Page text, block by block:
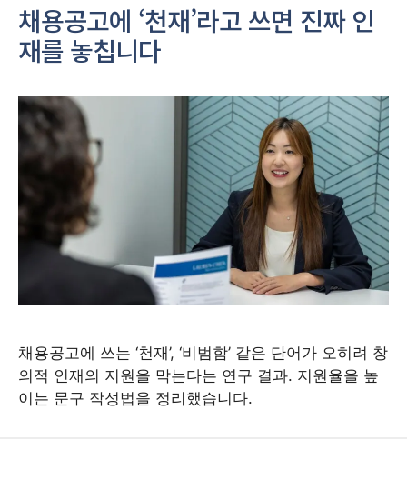
채용공고에 ‘천재’라고 쓰면 진짜 인
재를 놓칩니다
채용공고에 쓰는 ‘천재’, ‘비범함’ 같은 단어가 오히려 창
의적 인재의 지원을 막는다는 연구 결과. 지원율을 높
이는 문구 작성법을 정리했습니다.